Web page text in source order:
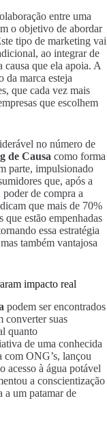
entre uma
o objetivo de abordar
tipo de marketing vai
ao integrar de
causa que ela apoia. A
da marca esteja
que cada vez mais
que escolhem
no número de
de Causa como forma
parte, impulsionado
que, após a
poder de compra a
que mais de 70%
que estão empenhadas
essa estratégia
também vantajosa
impacto real
podem ser encontrados
converter suas
quanto
de uma conhecida
com ONG’s, lançou
acesso à água potável
a conscientização
a um patamar de